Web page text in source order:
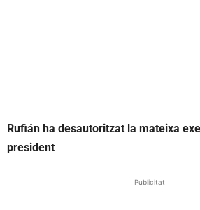
Rufián ha desautoritzat la mateixa
president
Publicitat